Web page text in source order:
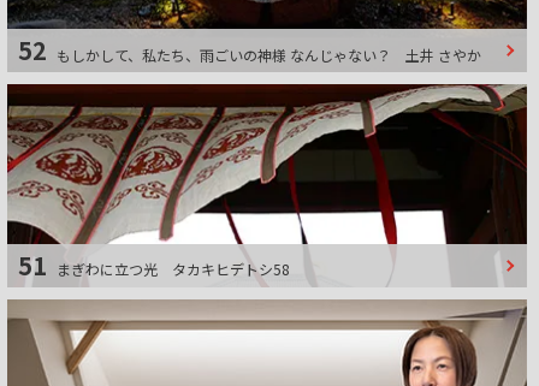
52 もしかして、私たち、雨ごいの神様 なんじゃない？ 土井 さやか
51 まぎわに立つ光 タカキヒデトシ58